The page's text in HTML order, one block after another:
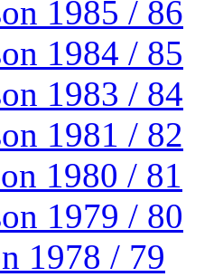
1985 / 86
1984 / 85
1983 / 84
1981 / 82
1980 / 81
1979 / 80
1978 / 79